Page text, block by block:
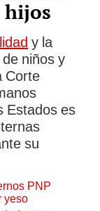
hijos
y la
niños y
Corte
Estados es
su
PNP
yeso